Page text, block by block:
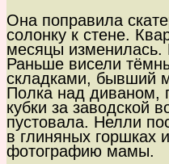
Она поправила
солонку к стене.
месяцы
Раньше висели
складками, бывший
Полка над диваном,
кубки за заводской
пустовала. Нелли
в глиняных горшках
фотографию мамы.